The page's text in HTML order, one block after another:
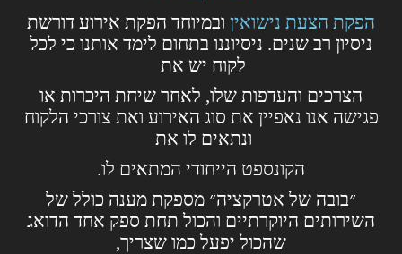
הפקת הצעת נישואין ובמיוחד הפקת אירוע דורשת
ניסיון רב שנים. ניסיוננו בתחום לימד אותנו כי לכל
לקוח יש את
הצרכים והעדפות שלו, לאחר שיחת היכרות או
פגישה אנו נאפיין את סוג האירוע ואת צורכי הלקוח
ונתאים לו את
הקונספט הייחודי המתאים לו.
״בובה של אטרקציה״ מספקת מענה כולל של
השירותים היוקרתיים והכול תחת ספק אחד הדואג
שהכול יפעל כמו שצריך,